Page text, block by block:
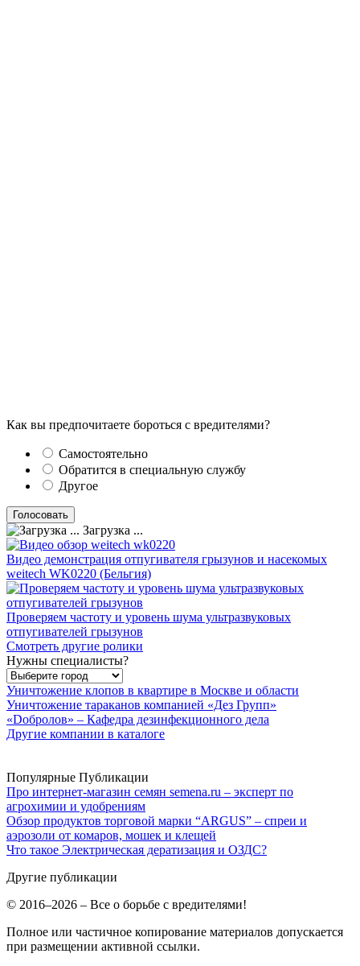
Как вы предпочитаете бороться с вредителями?
Самостоятельно
Обратится в специальную службу
Другое
Загрузка ...
Видео демонстрация отпугивателя грызунов и насекомых
weitech WK0220 (Бельгия)
Проверяем частоту и уровень шума ультразвуковых
отпугивателей грызунов
Смотреть другие ролики
Нужны специалисты?
Уничтожение клопов в квартире в Москве и области
Уничтожение тараканов компанией «Дез Групп»
«Dобролов» – Кафедра дезинфекционного дела
Другие компании в каталоге
Популярные Публикации
Про интернет-магазин семян semena.ru – эксперт по
агрохимии и удобрениям
Обзор продуктов торговой марки “ARGUS” – спреи и
аэрозоли от комаров, мошек и клещей
Что такое Электрическая дератизация и ОЗДС?
Другие публикации
© 2016–2026 – Все о борьбе с вредителями!
Полное или частичное копирование материалов допускается
при размещении активной ссылки.